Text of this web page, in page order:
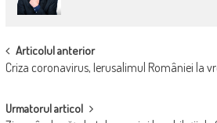
POST
NAVIGATION
Articolul anterior
Criza coronavirus, Ierusalimul României la
Urmatorul articol